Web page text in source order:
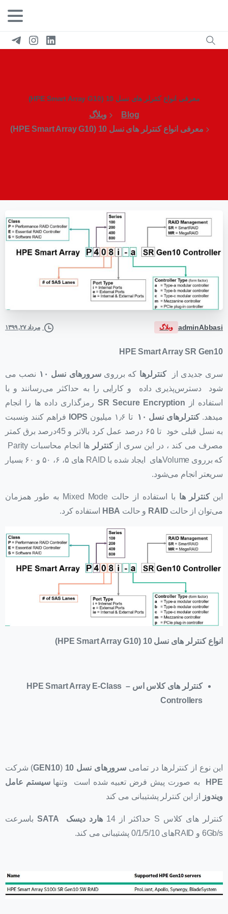
معرفی انواع کنترلر های نسل 10 (HPE Smart Array G10)
Blog
وبلاگ
معرفی انواع کنترلر های نسل 10 (HPE Smart Array G10)
adminAbbasi وبلاگ مرداد ۲۷, ۱۳۹۹
HPE Smart Array SR Gen10
سری جدیدی ازکنترلرها که بررویسرورهای نسل ۱۰
نصب می
شود دسترس‌پذیری داده و کارایی را به حداکثر می‌رسانند و با
استفاده از SR Secure Encryption رمزگذاری داده ها را انجام
میدهد.کنترلرهای نسل ۱۰ تا ۱٫۶ میلیون IOPS فراهم کنند ونسبت
به نسل قبلی خود تا ۶۵ درصد عمل کرد بالاتر و 45درصد برق کمتر
مصرف می کند ، در این سری ازکنترلر
که برروی Volumeهای ایجاد شده با RAID های ۵، ۶، ۵۰ و ۶۰ بسیار
سریعتر انجام می‌شود.
اینکنترلر ها
با استفاده از حالت Mixed Mode به طور همزمان
می‌توان از حالت RAID و حالت HBA استفاده کرد.
انواع کنترلر های نسل 10 (
HPE Smart Array G10)
کنترلر های کلاس اس – HPE Smart Array E-Class
Controllers
این نوع از کنترلرها در تمامیسرورهای نسل 10 (
GEN10) شرکت
HPE
به صورت پیش فرض تعبیه شده است وتنهاسیستم عامل
ویندوز
از این کنترلر پشتیبانی می کند
کنترلر های کلاس S حداکثر از 14 هارد دیسک SATAباسرعت
6Gb/s و RAIDهای 0/1/5/10 پشتیبانی می کند.